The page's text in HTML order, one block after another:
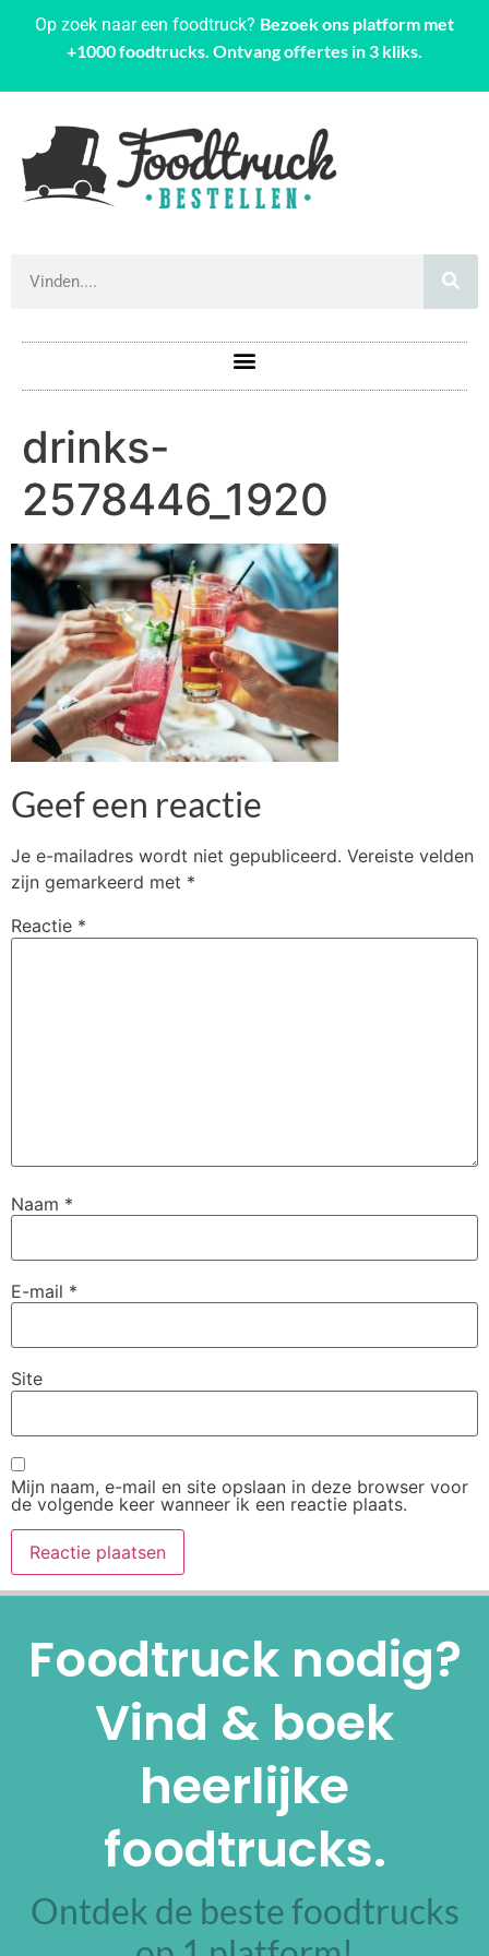
Op zoek naar een foodtruck? Bezoek ons platform met
+1000 foodtrucks. Ontvang offertes in 3 kliks.
drinks-
2578446_1920
Geef een reactie
Je e-mailadres wordt niet gepubliceerd. Vereiste velden
zijn gemarkeerd met *
Reactie *
Naam *
E-mail *
Site
Mijn naam, e-mail en site opslaan in deze browser voor
de volgende keer wanneer ik een reactie plaats.
Foodtruck nodig?
Vind & boek
heerlijke
foodtrucks.
Ontdek de beste foodtrucks